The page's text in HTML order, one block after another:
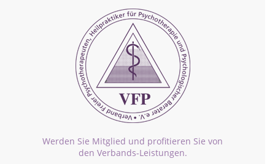
Werden Sie Mitglied und profitieren Sie von
den Verbands-Leistungen.